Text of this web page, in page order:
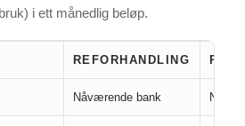
i ett månedlig beløp.
REFORHANDLING
Nåværende bank Ny